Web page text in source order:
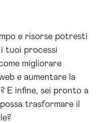
e risorse potresti
tuoi processi
migliorare
e aumentare la
E infine, sei pronto a
trasformare il